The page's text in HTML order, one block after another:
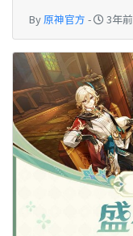
By原神官方 - 3年前